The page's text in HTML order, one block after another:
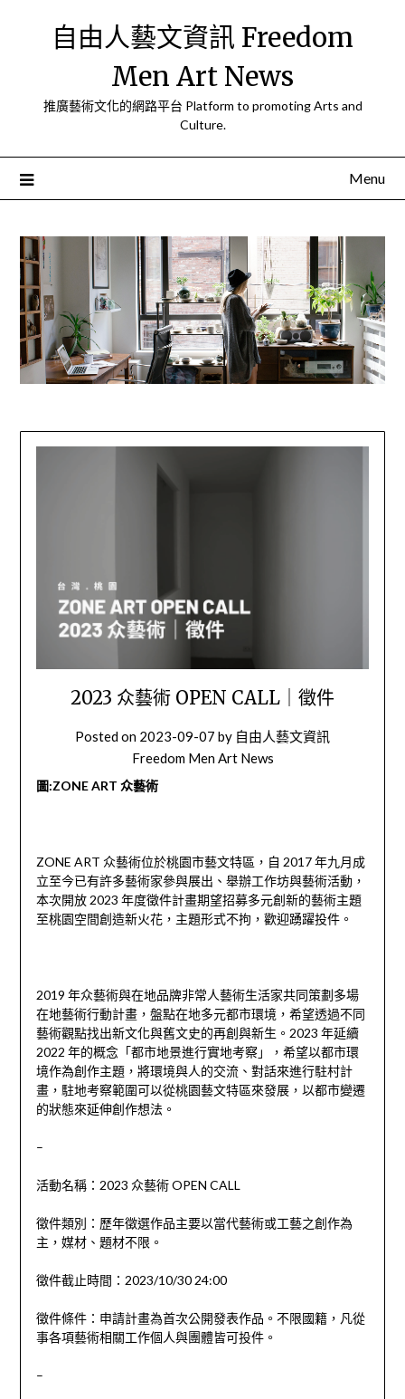
自由人藝文資訊 Freedom
Men Art News
推廣藝術文化的網路平台 Platform to promoting Arts and
Culture.
Menu
2023 众藝術 OPEN CALL｜徵件
Posted on 2023-09-07 by 自由人藝文資訊
Freedom Men Art News
圖:ZONE ART 众藝術
ZONE ART 众藝術位於桃園市藝文特區，自 2017 年九月成
立至今已有許多藝術家參與展出、舉辦工作坊與藝術活動，
本次開放 2023 年度徵件計畫期望招募多元創新的藝術主題
至桃園空間創造新火花，主題形式不拘，歡迎踴躍投件。
2019 年众藝術與在地品牌非常人藝術生活家共同策劃多場
在地藝術行動計畫，盤點在地多元都市環境，希望透過不同
藝術觀點找出新文化與舊文史的再創與新生。2023 年延續
2022 年的概念「都市地景進行實地考察」，希望以都市環
境作為創作主題，將環境與人的交流、對話來進行駐村計
畫，駐地考察範圍可以從桃園藝文特區來發展，以都市變遷
的狀態來延伸創作想法。
–
活動名稱：2023 众藝術 OPEN CALL
徵件類別：歷年徵選作品主要以當代藝術或工藝之創作為
主，媒材、題材不限。
徵件截止時間：2023/10/30 24:00
徵件條件：申請計畫為首次公開發表作品。不限國籍，凡從
事各項藝術相關工作個人與團體皆可投件。
–